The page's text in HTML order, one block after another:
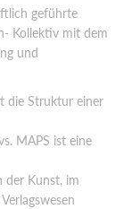
geführte
Kollektiv mit dem
und
die Struktur einer
MAPS ist eine
der Kunst, im